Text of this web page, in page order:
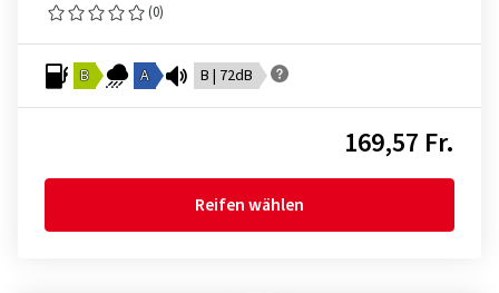
(0)
B A B | 72dB
169,57 Fr.
Reifen wählen